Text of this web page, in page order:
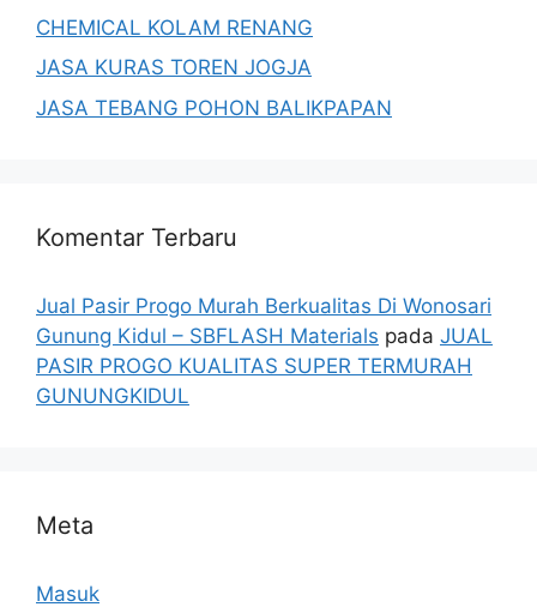
CHEMICAL KOLAM RENANG
JASA KURAS TOREN JOGJA
JASA TEBANG POHON BALIKPAPAN
Komentar Terbaru
Jual Pasir Progo Murah Berkualitas Di Wonosari
Gunung Kidul – SBFLASH Materials pada JUAL
PASIR PROGO KUALITAS SUPER TERMURAH
GUNUNGKIDUL
Meta
Masuk